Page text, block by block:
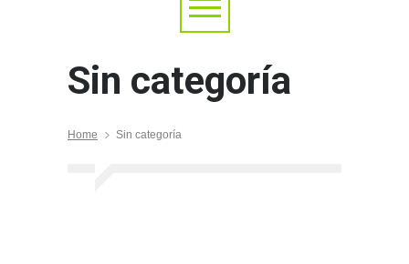
Sin categoría
Home Sin categoría